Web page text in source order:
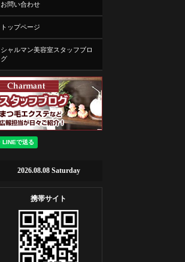
お問い合わせ
トップページ
シャルマン美容室スタッフブロ
グ
2026.08.08 Saturday
携帯サイト